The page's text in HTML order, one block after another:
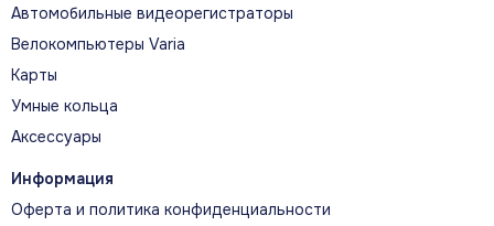
Автомобильные видеорегистраторы
Велокомпьютеры Varia
Карты
Умные кольца
Аксессуары
Информация
Оферта и политика конфиденциальности